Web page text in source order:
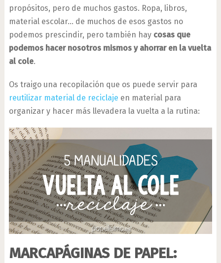
propósitos, pero de muchos gastos. Ropa, libros,
material escolar… de muchos de esos gastos no
podemos prescindir, pero también hay cosas que
podemos hacer nosotros mismos y ahorrar en la vuelta
al cole.
Os traigo una recopilación que os puede servir para
reutilizar material de reciclaje en material para
organizar y hacer más llevadera la vuelta a la rutina:
MARCAPÁGINAS DE PAPEL: